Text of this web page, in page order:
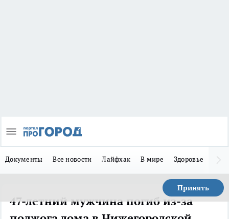
Документы Все новости Лайфхак В мире Здоровье
Принять
47-летний мужчина погиб из-за